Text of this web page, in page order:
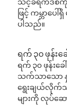
ဖြင့် ကမ္ဘာပ
ပါသည်။
ရက် ၃၀ ဖုန်း
ရက် ၃၀ ဖုန်းခ
သက်သာသော နှု
ရွေးချယ်လိုက်
များကို လုပ်ဆ